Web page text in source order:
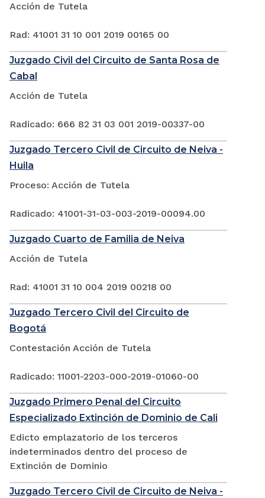
Acción de Tutela
Rad: 41001 31 10 001 2019 00165 00
Juzgado Civil del Circuito de Santa Rosa de
Cabal
Acción de Tutela
Radicado: 666 82 31 03 001 2019-00337-00
Juzgado Tercero Civil de Circuito de Neiva -
Huila
Proceso: Acción de Tutela
Radicado: 41001-31-03-003-2019-00094.00
Juzgado Cuarto de Familia de Neiva
Acción de Tutela
Rad: 41001 31 10 004 2019 00218 00
Juzgado Tercero Civil del Circuito de
Bogotá
Contestación Acción de Tutela
Radicado: 11001-2203-000-2019-01060-00
Juzgado Primero Penal del Circuito
Especializado Extinción de Dominio de Cali
Edicto emplazatorio de los terceros
indeterminados dentro del proceso de
Extinción de Dominio
Juzgado Tercero Civil de Circuito de Neiva -